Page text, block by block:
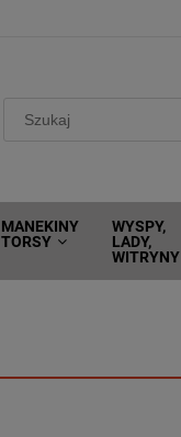
MANEKINY
TORSY
WYSPY,
LADY,
WITRYNY